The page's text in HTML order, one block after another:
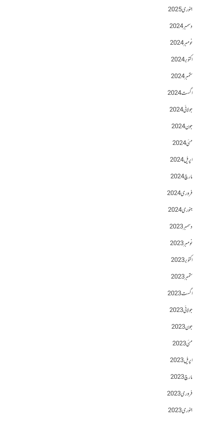
جنوری 2025
دسمبر 2024
نومبر 2024
اکتوبر 2024
ستمبر 2024
اگست 2024
جولائی 2024
جون 2024
مئی 2024
اپریل 2024
مارچ 2024
فروری 2024
جنوری 2024
دسمبر 2023
نومبر 2023
اکتوبر 2023
ستمبر 2023
اگست 2023
جولائی 2023
جون 2023
مئی 2023
اپریل 2023
مارچ 2023
فروری 2023
جنوری 2023